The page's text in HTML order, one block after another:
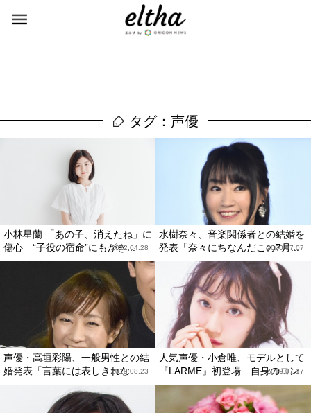
タグ：声優
小林星蘭 「あの子、消えたね」に
傷心 “子役の宿命”にもがき...
2022.04.28
水樹奈々、音楽関係者との結婚を
発表「奈々にちなんだこの7月...
2020.07.07
声優・高垣彩陽、一般男性との結
婚発表「言葉には表しきれな...
2019.08.23
人気声優・小倉唯、モデルとして
『LARME』初登場 自身のコン...
2019.07.17